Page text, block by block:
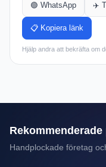
🟢 WhatsApp ✈️
📋 Kopiera länk
Hjälp andra att bekräfta om
Handplockade företag